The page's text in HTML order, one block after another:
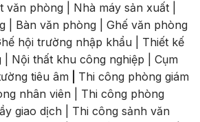
văn phòng Nhà máy sản xuất
Bàn văn phòng
Ghế văn phòng
hội trường nhập khẩu
Thiết kế
Nội thất khu công nghiệp
Cụm
tiêu âm
Thi công phòng giám
nhân viên
Thi công phòng
giao dịch
Thi công sảnh văn